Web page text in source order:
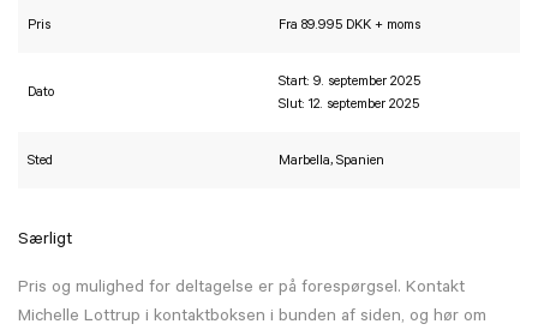
Pris Fra 89.995 DKK + moms
Dato
Start: 9. september 2025
Slut: 12. september 2025
Sted Marbella, Spanien
Særligt
Pris og mulighed for deltagelse er på forespørgsel. Kontakt
Michelle Lottrup i kontaktboksen i bunden af siden, og hør om